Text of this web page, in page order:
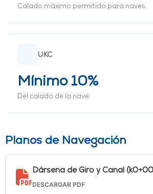
Calado máximo permitido para naves.
UKC
Mínimo 10%
Del calado de la nave.
Planos de Navegación
Dársena de Giro y Canal
DESCARGAR PDF